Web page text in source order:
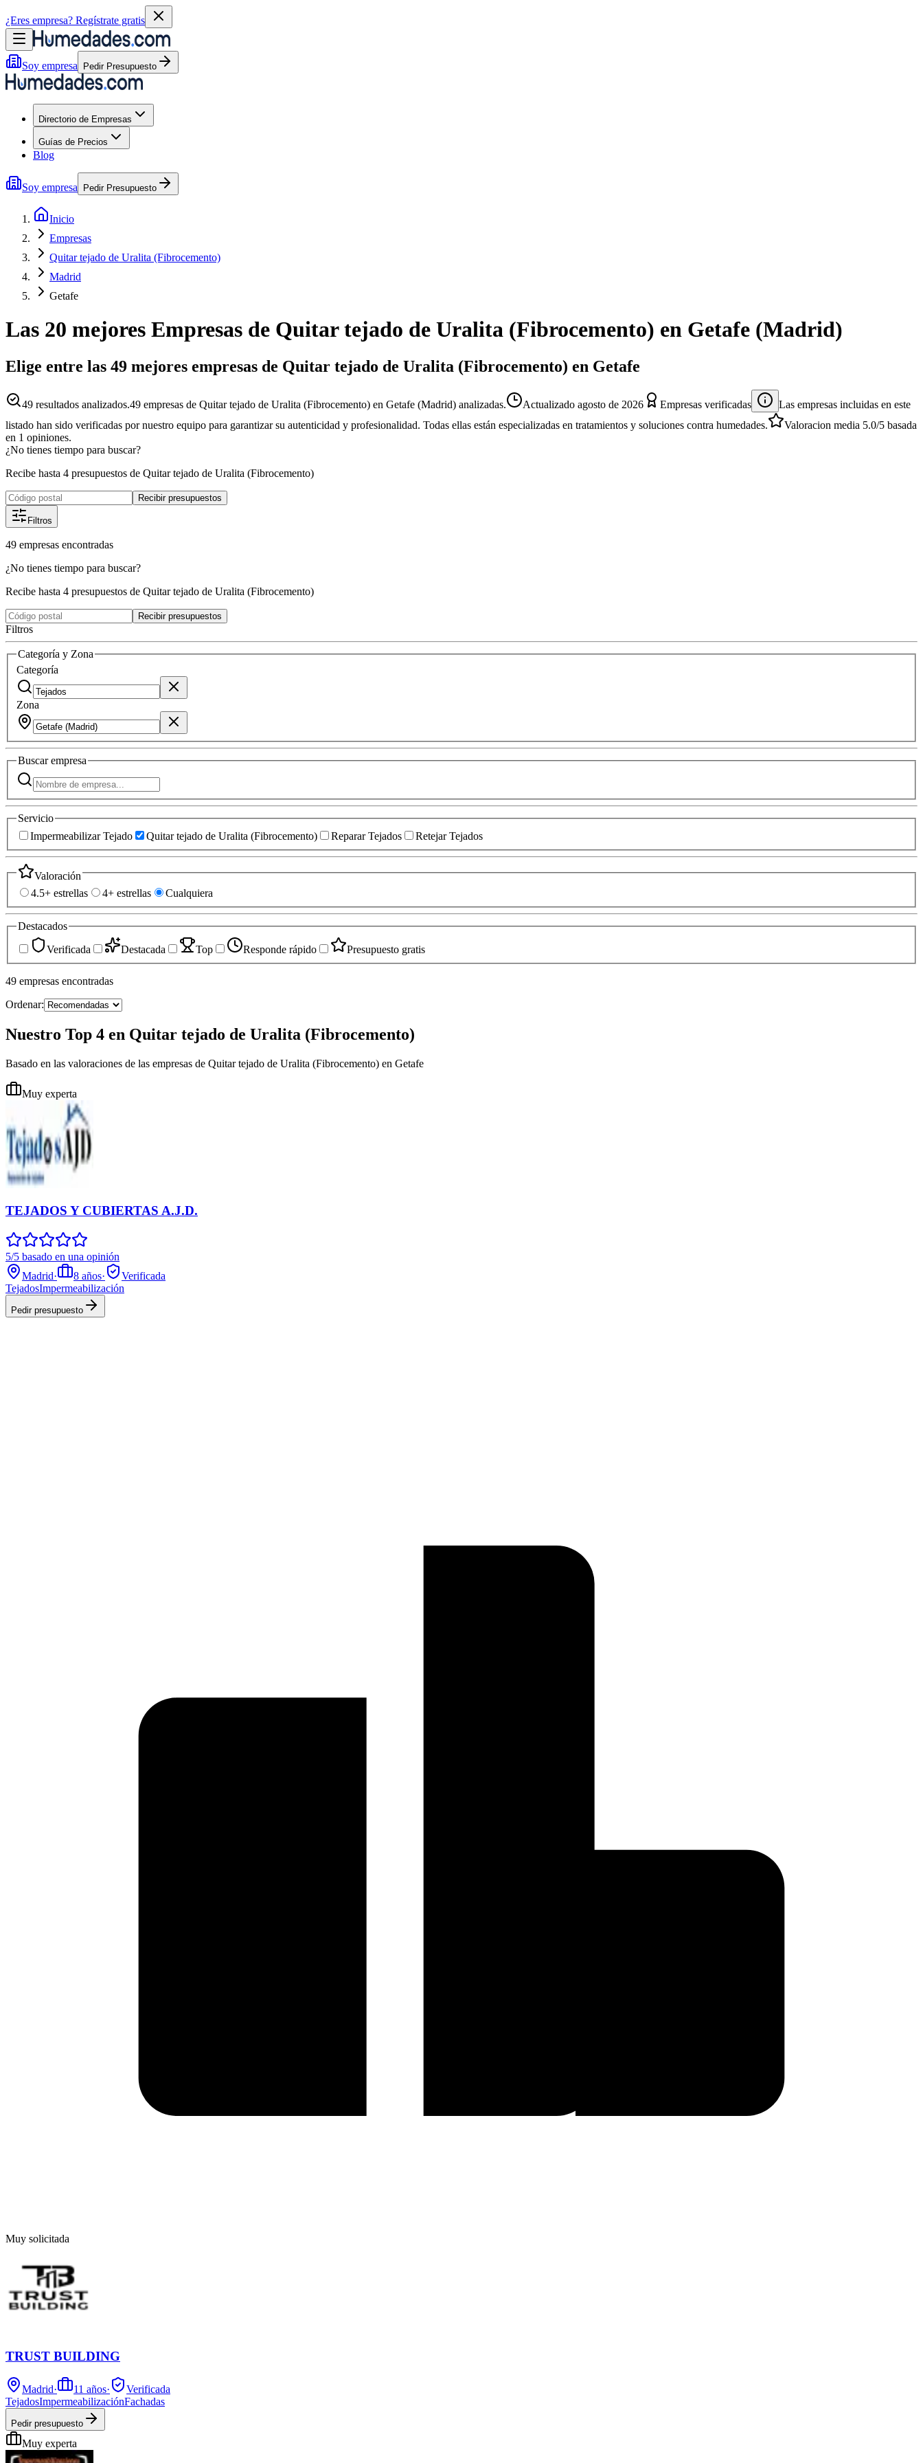
¿Eres empresa? Regístrate gratis
Soy empresa Pedir Presupuesto
Directorio de Empresas
Guías de Precios
Blog
Soy empresa Pedir Presupuesto
Inicio
Empresas
Quitar tejado de Uralita (Fibrocemento)
Madrid
Getafe
Las 20 mejores Empresas de Quitar tejado de Uralita (Fibrocemento) en Getafe (Madrid)
Elige entre las 49 mejores empresas de Quitar tejado de Uralita (Fibrocemento) en Getafe
49 resultados analizados.49 empresas de Quitar tejado de Uralita (Fibrocemento) en Getafe (Madrid) analizadas. Actualizado agosto de 2026 Empresas verificadas
Las empresas incluidas en este
listado han sido verificadas por nuestro equipo para garantizar su autenticidad y profesionalidad. Todas ellas están especializadas en tratamientos y soluciones contra humedades.
Valoracion media 5.0/5 basada
en 1 opiniones.
¿No tienes tiempo para buscar?
Recibe hasta 4 presupuestos de Quitar tejado de Uralita (Fibrocemento)
Recibir presupuestos
Filtros
49 empresas encontradas
¿No tienes tiempo para buscar?
Recibe hasta 4 presupuestos de Quitar tejado de Uralita (Fibrocemento)
Recibir presupuestos
Filtros
Categoría y Zona
Categoría
Zona
Buscarempresa
Servicio
Impermeabilizar Tejado
Quitar tejado de Uralita (Fibrocemento) Reparar Tejados Retejar Tejados
Valoración
4.5+ estrellas
4+ estrellas Cualquiera
Destacados
Verificada
Destacada Top Responde rápido Presupuesto gratis
49 empresas encontradas
Ordenar:
Nuestro Top 4 en Quitar tejado de Uralita (Fibrocemento)
Basado en las valoraciones de las empresas de Quitar tejado de Uralita (Fibrocemento) en Getafe
Muy experta
TEJADOS Y CUBIERTAS A.J.D.
5/5 basado en una opinión
Madrid· 8 años·
Verificada
TejadosImpermeabilización
Pedir presupuesto
Muy solicitada
TRUST BUILDING
Madrid· 11 años·
Verificada
TejadosImpermeabilizaciónFachadas
Pedir presupuesto
Muy experta